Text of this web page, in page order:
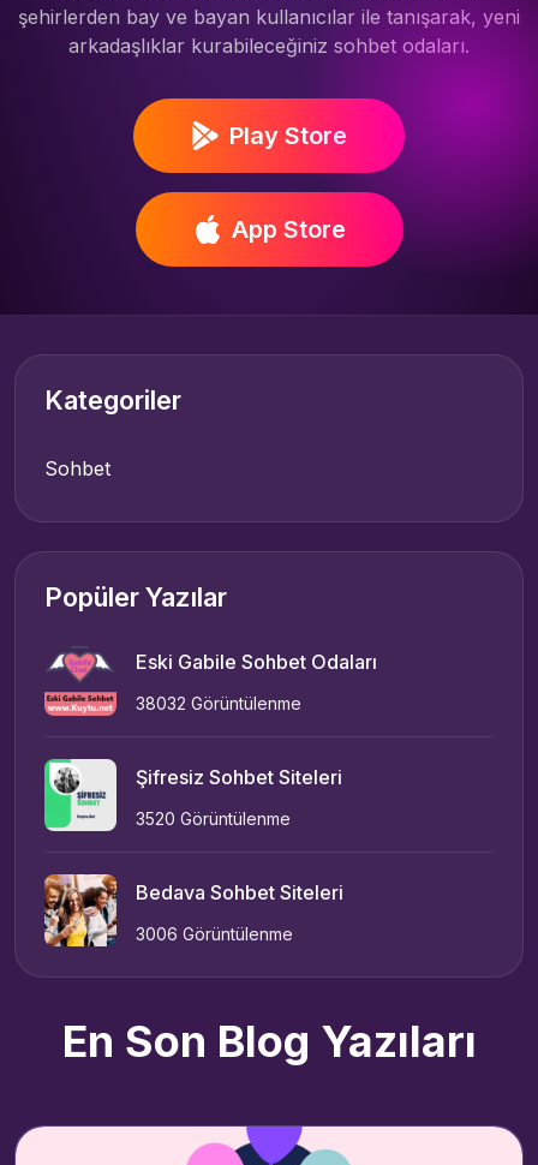
şehirlerden bay ve bayan kullanıcılar ile tanışarak, yeni
arkadaşlıklar kurabileceğiniz sohbet odaları.
Play Store
App Store
Kategoriler
Sohbet
Popüler Yazılar
Eski Gabile Sohbet Odaları
38032 Görüntülenme
Şifresiz Sohbet Siteleri
3520 Görüntülenme
Bedava Sohbet Siteleri
3006 Görüntülenme
En Son Blog Yazıları